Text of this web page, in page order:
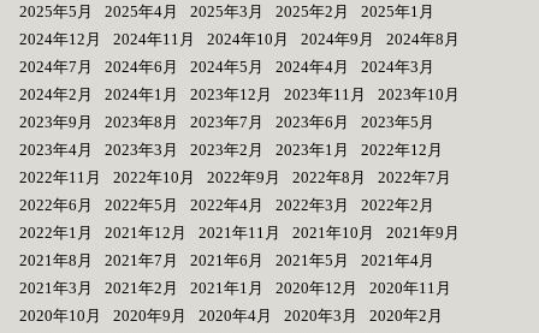
2025年5月
2025年4月 2025年3月 2025年2月
2025年1月
2024年12月
2024年11月 2024年10月 2024年9月
2024年8月
2024年7月
2024年6月 2024年5月 2024年4月
2024年3月
2024年2月
2024年1月 2023年12月 2023年11月
2023年10月
2023年9月
2023年8月 2023年7月 2023年6月
2023年5月
2023年4月
2023年3月 2023年2月 2023年1月
2022年12月
2022年11月
2022年10月 2022年9月 2022年8月
2022年7月
2022年6月
2022年5月 2022年4月 2022年3月
2022年2月
2022年1月
2021年12月 2021年11月 2021年10月
2021年9月
2021年8月
2021年7月 2021年6月 2021年5月
2021年4月
2021年3月
2021年2月 2021年1月 2020年12月
2020年11月
2020年10月
2020年9月 2020年4月 2020年3月
2020年2月